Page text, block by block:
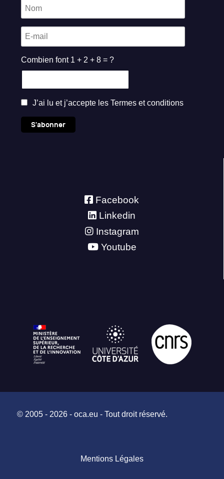
Combien font 1 + 2 + 8 = ?
J’ai lu et j’accepte les Termes et conditions
S'abonner
Facebook
Linkedin
Instagram
Youtube
© 2005 - 2026 - oca.eu - Tout droit réservé.
Mentions Légales